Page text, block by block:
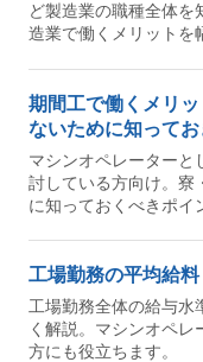
ど製造業の職種全体を
造業で働くメリットを
期間工で働くメリ
ないために知って
マシンオペレーターと
討している方向け。寮
に知っておくべきポイ
工場勤務の平均給
工場勤務全体の給与水
く解説。マシンオペ
方にも役立ちます。